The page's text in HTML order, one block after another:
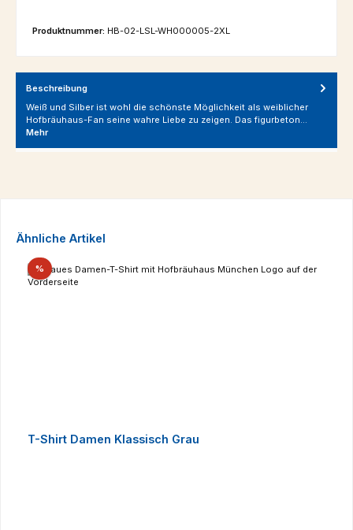
Produktnummer: HB-02-LSL-WH000005-2XL
Beschreibung
Weiß und Silber ist wohl die schönste Möglichkeit als weiblicher
Hofbräuhaus-Fan seine wahre Liebe zu zeigen. Das figurbeton…
Mehr
Produktgalerie überspringen
Ähnliche Artikel
%Rabatt
T-Shirt Damen Klassisch Grau